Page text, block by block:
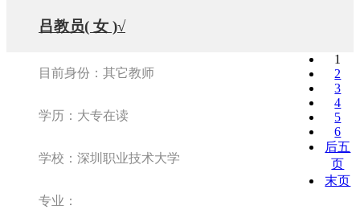
吕教员( 女 )√
目前身份：其它教师
学历：大专在读
学校：深圳职业技术大学
专业：
1
2
3
4
5
6
后五
页
末页